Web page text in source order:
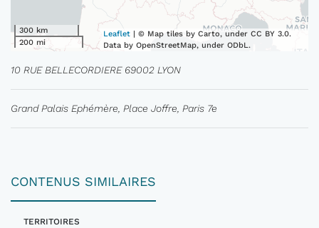
300 km
200 mi
Leaflet | © Map tiles by Carto, under CC BY 3.0.
Data by OpenStreetMap, under ODbL.
10 RUE BELLECORDIERE 69002 LYON
Grand Palais Ephémère, Place Joffre, Paris 7e
CONTENUS SIMILAIRES
TERRITOIRES